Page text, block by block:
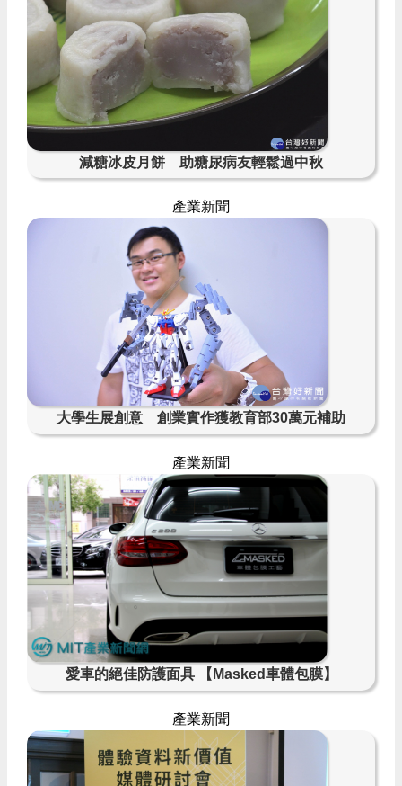
減糖冰皮月餅 助糖尿病友輕鬆過中秋
產業新聞
大學生展創意 創業實作獲教育部30萬元補助
產業新聞
愛車的絕佳防護面具 【Masked車體包膜】
產業新聞